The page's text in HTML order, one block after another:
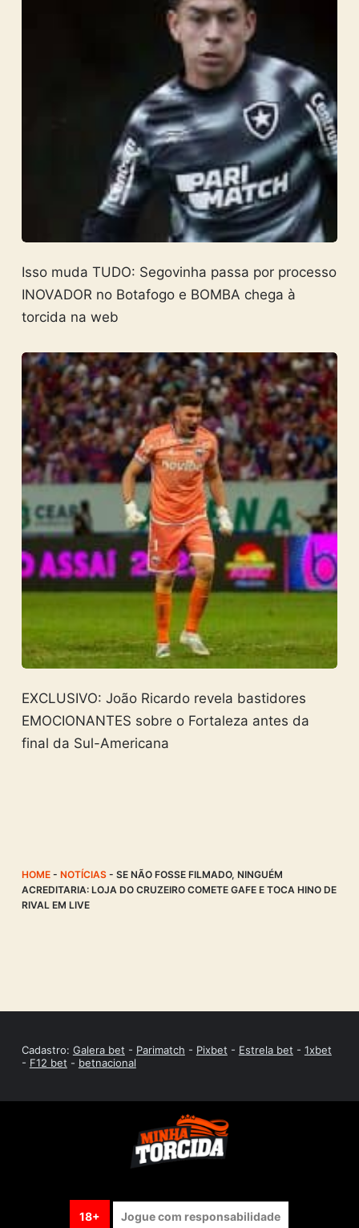
Isso muda TUDO: Segovinha passa por processo
INOVADOR no Botafogo e BOMBA chega à
torcida na web
EXCLUSIVO: João Ricardo revela bastidores
EMOCIONANTES sobre o Fortaleza antes da
final da Sul-Americana
HOME- NOTÍCIAS- SE NÃO FOSSE FILMADO, NINGUÉM
ACREDITARIA: LOJA DO CRUZEIRO COMETE GAFE E TOCA HINO DE
RIVAL EM LIVE
Cadastro: Galera bet - Parimatch - Pixbet - Estrela bet - 1xbet
- F12 bet - betnacional
18+ Jogue com responsabilidade